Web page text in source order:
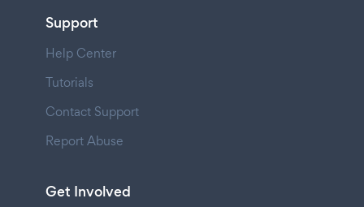
Support
Help Center
Tutorials
Contact Support
Report Abuse
Get Involved